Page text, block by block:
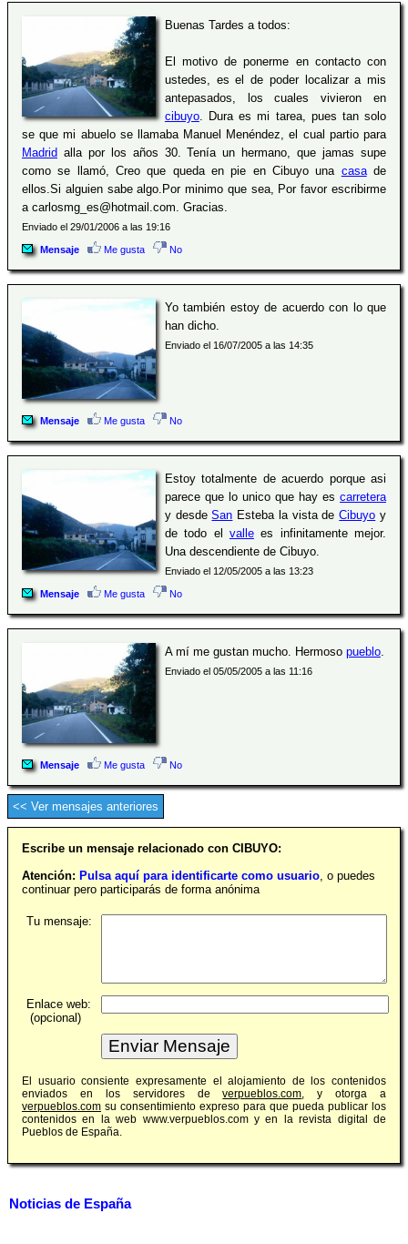
Buenas Tardes a todos:
El motivo de ponerme en contacto con
ustedes, es el de poder localizar a mis
antepasados, los cuales vivieron en
cibuyo. Dura es mi tarea, pues tan solo
se que mi abuelo se llamaba Manuel Menéndez, el cual partio para
Madrid alla por los años 30. Tenía un hermano, que jamas supe
como se llamó, Creo que queda en pie en Cibuyo una casade
ellos.Si alguien sabe algo.Por minimo que sea, Por favor escribirme
a carlosmg_es@hotmail.com. Gracias.
Enviado el 29/01/2006 a las 19:16
Mensaje Me gusta No
Yo también estoy de acuerdo con lo que
han dicho.
Enviado el 16/07/2005 a las 14:35
Mensaje Me gusta No
Estoy totalmente de acuerdo porque asi
parece que lo unico que hay es carretera
y desdeSan Esteba la vista deCibuyo y
de todo el vallees infinitamente mejor.
Una descendiente de Cibuyo.
Enviado el 12/05/2005 a las 13:23
Mensaje Me gusta No
A mí me gustan mucho. Hermoso pueblo.
Enviado el 05/05/2005 a las 11:16
Mensaje Me gusta No
<< Ver mensajes anteriores
Escribe un mensaje relacionado con CIBUYO:
Atención: Pulsa aquí para identificarte como usuario , o puedes
continuar pero participarás de forma anónima
Tu mensaje:
Enlace web:
(opcional)
El usuario consiente expresamente el alojamiento de los contenidos
enviados en los servidores deverpueblos.com , y otorga a
verpueblos.com su consentimiento expreso para que pueda publicar los
contenidos en la web www.verpueblos.com y en la revista digital de
Pueblos de España.
Noticias de España